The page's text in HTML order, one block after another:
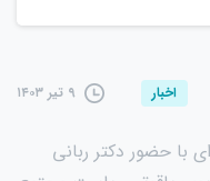
اخبار ۹ تیر ۱۴۰۳
تیرماه ۱۴۰۳ جلسه ای با حضور دکتر ربانی